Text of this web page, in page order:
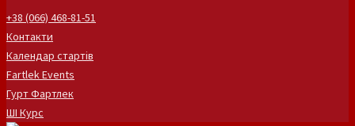
+38 (066) 468-81-51
Контакти
Календар стартів
Fartlek Events
Гурт Фартлек
ШІ Курс